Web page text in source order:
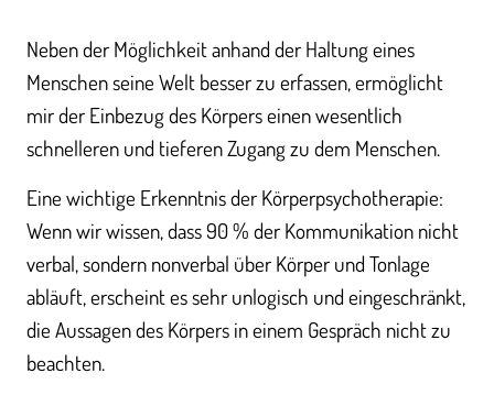
Neben der Möglichkeit anhand der Haltung eines
Menschen seine Welt besser zu erfassen, ermöglicht
mir der Einbezug des Körpers einen wesentlich
schnelleren und tieferen Zugang zu dem Menschen.
Eine wichtige Erkenntnis der Körperpsychotherapie:
Wenn wir wissen, dass 90 % der Kommunikation nicht
verbal, sondern nonverbal über Körper und Tonlage
abläuft, erscheint es sehr unlogisch und eingeschränkt,
die Aussagen des Körpers in einem Gespräch nicht zu
beachten.